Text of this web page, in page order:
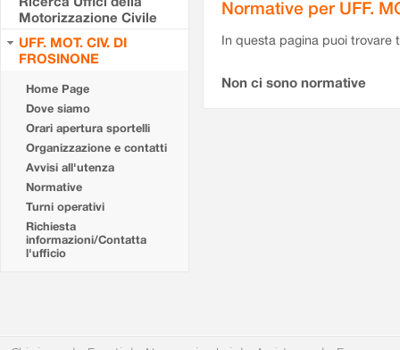
Motorizzazione Civile
UFF. MOT. CIV. DI
FROSINONE
Home Page
Dove siamo
Orari apertura sportelli
Organizzazione e contatti
Avvisi all'utenza
Normative
Turni operativi
Richiesta
informazioni/Contatta
l'ufficio
Normative per UFF.
In questa pagina puoi
Non ci sono normative